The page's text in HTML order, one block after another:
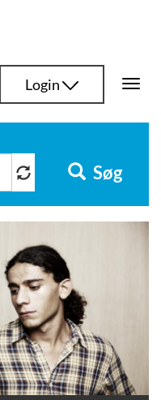
Login
Søg